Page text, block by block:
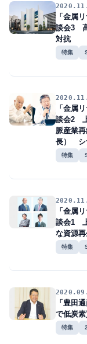
「金属
談会3
対抗
特集
「金属
談会2
脈産業
長） シ
特集
「金属
談会1
な資源
特集
「豊田
で低炭
特集